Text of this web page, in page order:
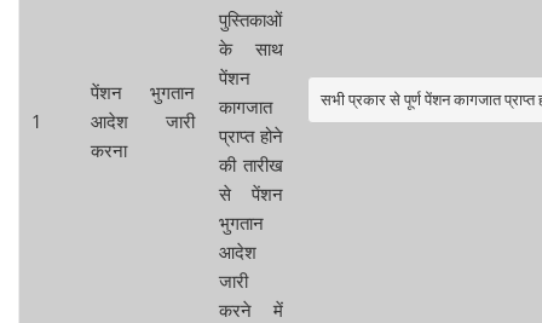
1
पेंशन भुगतान
आदेश जारी
करना
पुस्तिकाओं
के साथ
पेंशन
कागजात
प्राप्त होने
की तारीख
से पेंशन
भुगतान
आदेश
जारी
करने में
सभी प्रकार से पूर्ण पेंशन कागजात प्राप्त